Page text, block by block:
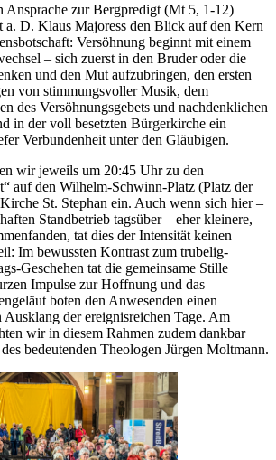
Ansprache zur Bergpredigt (Mt 5, 1-12)
a. D. Klaus Majoress den Blick auf den Kern
Versöhnung beginnt mit einem
– sich zuerst in den Bruder oder die
und den Mut aufzubringen, den ersten
von stimmungsvoller Musik, dem
des Versöhnungsgebets und nachdenklichen
in der voll besetzten Bürgerkirche ein
Verbundenheit unter den Gläubigen.
wir jeweils um 20:45 Uhr zu den
auf den Wilhelm-Schwinn-Platz (Platz der
St. Stephan ein. Auch wenn sich hier –
Standbetrieb tagsüber – eher kleinere,
tat dies der Intensität keinen
Im bewussten Kontrast zum trubelig-
Geschehen tat die gemeinsame Stille
Impulse zur Hoffnung und das
boten den Anwesenden einen
Ausklang der ereignisreichen Tage. Am
wir in diesem Rahmen zudem dankbar
bedeutenden Theologen Jürgen Moltmann.